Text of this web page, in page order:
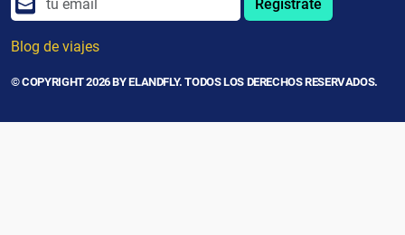
Regístrate
Blog de viajes
© COPYRIGHT 2026 BY ELANDFLY. TODOS LOS DERECHOS RESERVADOS.